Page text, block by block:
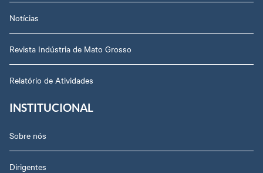
Notícias
Revista Indústria de Mato Grosso
Relatório de Atividades
INSTITUCIONAL
Sobre nós
Dirigentes